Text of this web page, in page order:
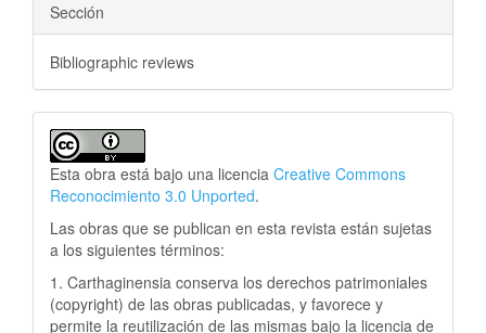
Sección
Bibliographic reviews
Esta obra está bajo una licencia Creative Commons
Reconocimiento 3.0 Unported.
Las obras que se publican en esta revista están sujetas
a los siguientes términos:
1. Carthaginensia conserva los derechos patrimoniales
(copyright) de las obras publicadas, y favorece y
permite la reutilización de las mismas bajo la licencia de